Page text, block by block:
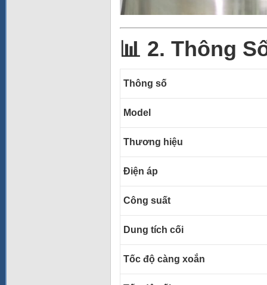
📊 2. Thông
Thông số
Model
Thương hiệu
Điện áp
Công suất
Dung tích cối
Tốc độ càng xoắn